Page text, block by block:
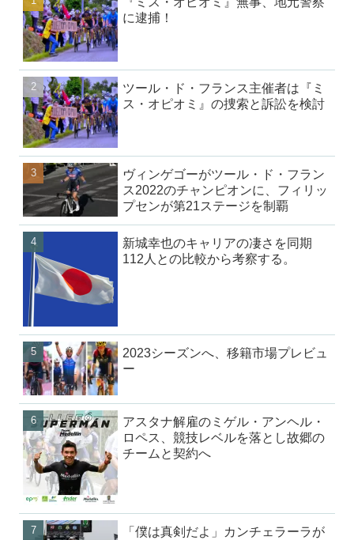
に逮捕！
ツール・ド・フランス主催者は『ミ
ス・オピオミ』の捜索と訴訟を検討
ヴィンゲゴーがツール・ド・フラン
ス2022のチャンピオンに、フィリッ
プセンが第21ステージを制覇
新城幸也のキャリアの凄さを同期
112人との比較から考察する。
2023シーズンへ、移籍市場プレビュ
ー
アスタナ解雇のミゲル・アンヘル・
ロペス、競技レベルを落とし故郷の
チームと契約へ
「僕は真剣だよ」カンチェラーラが